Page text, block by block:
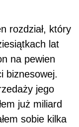
który
lat
na pewien
biznesowej.
jego
już miliard
sobie kilka